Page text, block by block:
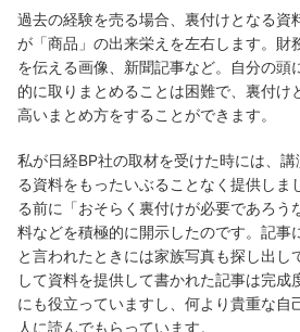
過去の経験を売る場合、裏付けとなる資
が「商品」の出来栄えを左右します。財
を伝える画像、新聞記事など。自分の頭
的に取りまとめることは困難で、裏付け
高いまとめ方をすることができます。
私が日経BP社の取材を受けた時には、
る資料をもったいぶることなく提供しま
る前に「おそらく裏付けが必要であろう
料などを積極的に開示したのです。記事
と言われたときには家族写真も探し出し
して資料を提供して書かれた記事は完成
にも役立っていますし、何より貴重な自
人に読んでもらっています。